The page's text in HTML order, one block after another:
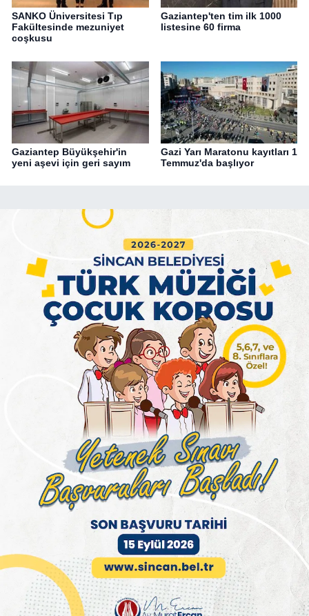
SANKO Üniversitesi Tıp
Fakültesinde mezuniyet
coşkusu
Gaziantep'ten tim ilk 1000
listesine 60 firma
Gaziantep Büyükşehir'in
yeni aşevi için geri sayım
Gazi Yarı Maratonu kayıtları 1
Temmuz'da başlıyor